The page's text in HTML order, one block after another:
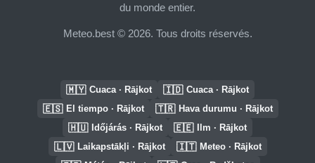
du monde entier.
Meteo.best © 2026. Tous droits réservés.
🇲🇾 Cuaca · Rājkot 🇮🇩 Cuaca · Rājkot
🇪🇸 El tiempo · Rājkot 🇹🇷 Hava durumu · Rājkot
🇭🇺 Időjárás · Rājkot 🇪🇪 Ilm · Rājkot
🇱🇻 Laikapstākļi · Rājkot 🇮🇹 Meteo · Rājkot